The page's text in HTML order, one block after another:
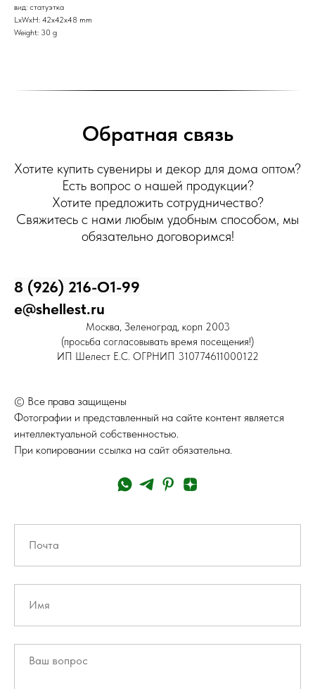
вид: статуэтка
LxWxH: 42x42x48 mm
Weight: 30 g
Обратная связь
Хотите купить сувениры и декор для дома оптом?
Есть вопрос о нашей продукции?
Хотите предложить сотрудничество?
Свяжитесь с нами любым удобным способом, мы
обязательно договоримся!
8 (926) 216-О1-99
e@shellest.ru
Москва, Зеленоград, корп 2003
(просьба согласовывать время посещения!)
ИП Шелест Е.С. ОГРНИП 310774611000122
© Все права защищены
Фотографии и представленный на сайте контент является
интеллектуальной собственностью.
При копировании ссылка на сайт обязательна.